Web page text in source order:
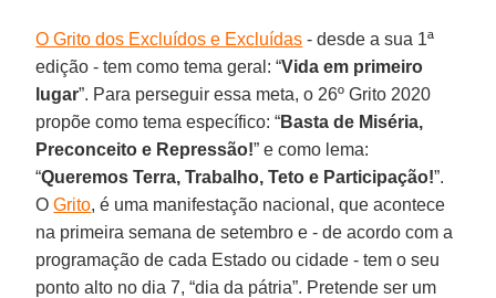
O Grito dos Excluídos e Excluídas - desde a sua 1ª
edição - tem como tema geral: “Vida em primeiro
lugar”. Para perseguir essa meta, o 26º Grito 2020
propõe como tema específico: “Basta de Miséria,
Preconceito e Repressão!” e como lema:
“Queremos Terra, Trabalho, Teto e Participação!”.
OGrito, é uma manifestação nacional, que acontece
na primeira semana de setembro e - de acordo com a
programação de cada Estado ou cidade - tem o seu
ponto alto no dia 7, “dia da pátria”. Pretende ser um